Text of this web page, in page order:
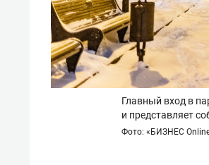
Главный вход в
и представляет
Фото: «БИЗНЕС